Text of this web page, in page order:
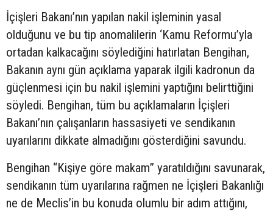
İçişleri Bakanı’nın yapılan nakil işleminin yasal
olduğunu ve bu tip anomalilerin ‘Kamu Reformu’yla
ortadan kalkacağını söylediğini hatırlatan Bengihan,
Bakanın aynı gün açıklama yaparak ilgili kadronun da
güçlenmesi için bu nakil işlemini yaptığını belirttiğini
söyledi. Bengihan, tüm bu açıklamaların İçişleri
Bakanı’nın çalışanların hassasiyeti ve sendikanın
uyarılarını dikkate almadığını gösterdiğini savundu.
Bengihan “Kişiye göre makam” yaratıldığını savunarak,
sendikanın tüm uyarılarına rağmen ne İçişleri Bakanlığı
ne de Meclis’in bu konuda olumlu bir adım attığını,